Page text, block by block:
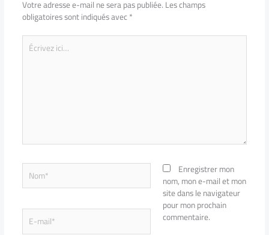
Votre adresse e-mail ne sera pas publiée.Les champs
obligatoires sont indiqués avec*
Écrivez
ici…
Nom*
E-
mail*
Enregistrer mon
nom, mon e-mail et mon
site dans le navigateur
pour mon prochain
commentaire.